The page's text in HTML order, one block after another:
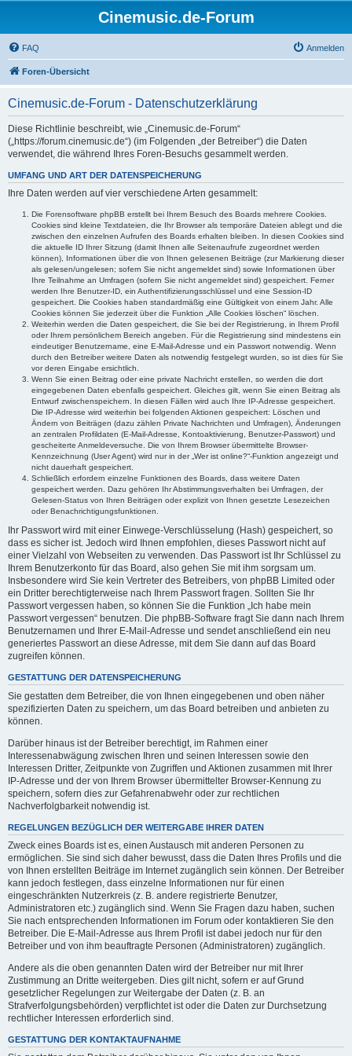
Cinemusic.de-Forum
FAQ Anmelden
Foren-Übersicht
Cinemusic.de-Forum - Datenschutzerklärung
Diese Richtlinie beschreibt, wie „Cinemusic.de-Forum“
(„https://forum.cinemusic.de“) (im Folgenden „der Betreiber“) die Daten
verwendet, die während Ihres Foren-Besuchs gesammelt werden.
UMFANG UND ART DER DATENSPEICHERUNG
Ihre Daten werden auf vier verschiedene Arten gesammelt:
Die Forensoftware phpBB erstellt bei Ihrem Besuch des Boards mehrere Cookies.
Cookies sind kleine Textdateien, die Ihr Browser als temporäre Dateien ablegt und die
zwischen den einzelnen Aufrufen des Boards erhalten bleiben. In diesen Cookies sind
die aktuelle ID Ihrer Sitzung (damit Ihnen alle Seitenaufrufe zugeordnet werden
können), Informationen über die von Ihnen gelesenen Beiträge (zur Markierung dieser
als gelesen/ungelesen; sofern Sie nicht angemeldet sind) sowie Informationen über
Ihre Teilnahme an Umfragen (sofern Sie nicht angemeldet sind) gespeichert. Ferner
werden Ihre Benutzer-ID, ein Authentifizierungsschlüssel und eine Session-ID
gespeichert. Die Cookies haben standardmäßig eine Gültigkeit von einem Jahr. Alle
Cookies können Sie jederzeit über die Funktion „Alle Cookies löschen“ löschen.
Weiterhin werden die Daten gespeichert, die Sie bei der Registrierung, in Ihrem Profil
oder Ihrem persönlichem Bereich angeben. Für die Registrierung sind mindestens ein
eindeutiger Benutzername, eine E-Mail-Adresse und ein Passwort notwendig. Wenn
durch den Betreiber weitere Daten als notwendig festgelegt wurden, so ist dies für Sie
vor deren Eingabe ersichtlich.
Wenn Sie einen Beitrag oder eine private Nachricht erstellen, so werden die dort
eingegebenen Daten ebenfalls gespeichert. Gleiches gilt, wenn Sie einen Beitrag als
Entwurf zwischenspeichern. In diesen Fällen wird auch Ihre IP-Adresse gespeichert.
Die IP-Adresse wird weiterhin bei folgenden Aktionen gespeichert: Löschen und
Ändern von Beiträgen (dazu zählen Private Nachrichten und Umfragen), Änderungen
an zentralen Profildaten (E-Mail-Adresse, Kontoaktivierung, Benutzer-Passwort) und
gescheiterte Anmeldeversuche. Die von Ihrem Browser übermittelte Browser-
Kennzeichnung (User Agent) wird nur in der „Wer ist online?“-Funktion angezeigt und
nicht dauerhaft gespeichert.
Schließlich erfordern einzelne Funktionen des Boards, dass weitere Daten
gespeichert werden. Dazu gehören Ihr Abstimmungsverhalten bei Umfragen, der
Gelesen-Status von Ihren Beiträgen oder explizit von Ihnen gesetzte Lesezeichen
oder Benachrichtigungsfunktionen.
Ihr Passwort wird mit einer Einwege-Verschlüsselung (Hash) gespeichert, so
dass es sicher ist. Jedoch wird Ihnen empfohlen, dieses Passwort nicht auf
einer Vielzahl von Webseiten zu verwenden. Das Passwort ist Ihr Schlüssel zu
Ihrem Benutzerkonto für das Board, also gehen Sie mit ihm sorgsam um.
Insbesondere wird Sie kein Vertreter des Betreibers, von phpBB Limited oder
ein Dritter berechtigterweise nach Ihrem Passwort fragen. Sollten Sie Ihr
Passwort vergessen haben, so können Sie die Funktion „Ich habe mein
Passwort vergessen“ benutzen. Die phpBB-Software fragt Sie dann nach Ihrem
Benutzernamen und Ihrer E-Mail-Adresse und sendet anschließend ein neu
generiertes Passwort an diese Adresse, mit dem Sie dann auf das Board
zugreifen können.
GESTATTUNG DER DATENSPEICHERUNG
Sie gestatten dem Betreiber, die von Ihnen eingegebenen und oben näher
spezifizierten Daten zu speichern, um das Board betreiben und anbieten zu
können.
Darüber hinaus ist der Betreiber berechtigt, im Rahmen einer
Interessenabwägung zwischen Ihren und seinen Interessen sowie den
Interessen Dritter, Zeitpunkte von Zugriffen und Aktionen zusammen mit Ihrer
IP-Adresse und der von Ihrem Browser übermittelter Browser-Kennung zu
speichern, sofern dies zur Gefahrenabwehr oder zur rechtlichen
Nachverfolgbarkeit notwendig ist.
REGELUNGEN BEZÜGLICH DER WEITERGABE IHRER DATEN
Zweck eines Boards ist es, einen Austausch mit anderen Personen zu
ermöglichen. Sie sind sich daher bewusst, dass die Daten Ihres Profils und die
von Ihnen erstellten Beiträge im Internet zugänglich sein können. Der Betreiber
kann jedoch festlegen, dass einzelne Informationen nur für einen
eingeschränkten Nutzerkreis (z. B. andere registrierte Benutzer,
Administratoren etc.) zugänglich sind. Wenn Sie Fragen dazu haben, suchen
Sie nach entsprechenden Informationen im Forum oder kontaktieren Sie den
Betreiber. Die E-Mail-Adresse aus Ihrem Profil ist dabei jedoch nur für den
Betreiber und von ihm beauftragte Personen (Administratoren) zugänglich.
Andere als die oben genannten Daten wird der Betreiber nur mit Ihrer
Zustimmung an Dritte weitergeben. Dies gilt nicht, sofern er auf Grund
gesetzlicher Regelungen zur Weitergabe der Daten (z. B. an
Strafverfolgungsbehörden) verpflichtet ist oder die Daten zur Durchsetzung
rechtlicher Interessen erforderlich sind.
GESTATTUNG DER KONTAKTAUFNAHME